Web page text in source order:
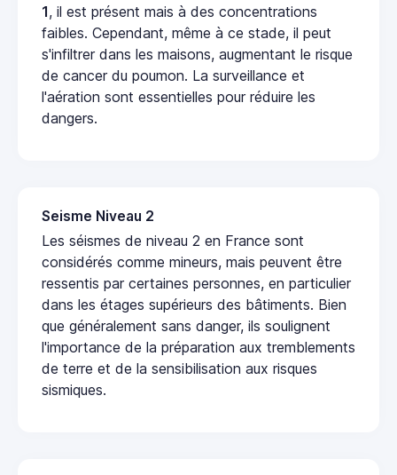
1, il est présent mais à des concentrations
faibles. Cependant, même à ce stade, il peut
s'infiltrer dans les maisons, augmentant le risque
de cancer du poumon. La surveillance et
l'aération sont essentielles pour réduire les
dangers.
Seisme Niveau 2
Les séismes de niveau 2 en France sont
considérés comme mineurs, mais peuvent être
ressentis par certaines personnes, en particulier
dans les étages supérieurs des bâtiments. Bien
que généralement sans danger, ils soulignent
l'importance de la préparation aux tremblements
de terre et de la sensibilisation aux risques
sismiques.